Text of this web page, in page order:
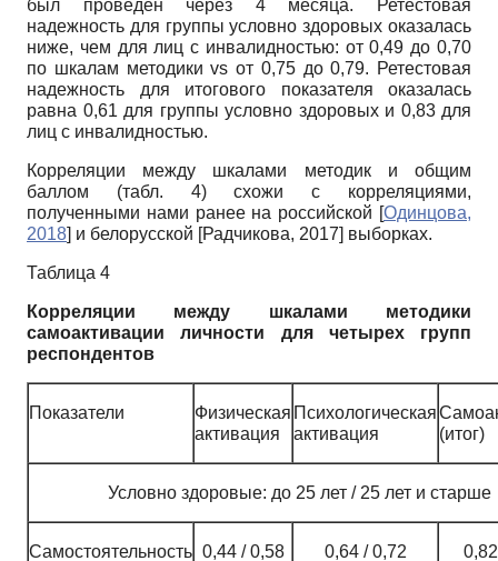
был проведен через 4 месяца. Ретестовая
надежность для группы условно здоровых оказалась
ниже, чем для лиц с инвалидностью: от 0,49 до 0,70
по шкалам методики vs от 0,75 до 0,79. Ретестовая
надежность для итогового показателя оказалась
равна 0,61 для группы условно здоровых и 0,83 для
лиц с инвалидностью.
Корреляции между шкалами методик и общим
баллом (табл. 4) схожи с корреляциями,
полученными нами ранее на российской [Одинцова,
2018] и белорусской [Радчикова, 2017] выборках.
Таблица 4
Корреляции между шкалами методики
самоактивации личности для четырех групп
респондентов
Показатели
Физическая
активация
Психологическая
активация
(итог)
Условно здоровые: до 25 лет / 25 лет и старше
Самостоятельность 0,44 / 0,58 0,64 / 0,72